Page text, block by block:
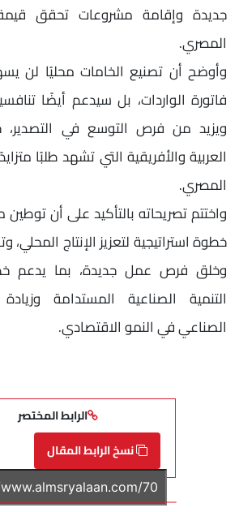
جديدة وإقامة مشروعات تحقق
المصري.
وأوضح أن تصنيع الخامات محليًا
فاتورة الواردات، بل سيدعم أيضًا
ويزيد من فرص التوسع في
العربية والأفريقية التي تشهد طلبًا
المصري.
واختتم تصريحاته بالتأكيد على أن
خطوة استراتيجية لتعزيز الإنتاج المحلي،
وخلق فرص عمل جديدة، بما يدعم
التنمية الصناعية المستدامة
الصناعي في النمو الاقتصادي.
الرابط المختصر
نسخ الرابط المقال